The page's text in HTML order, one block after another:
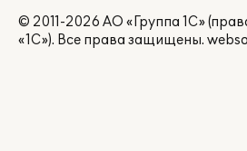
© 2011-2026 АО «Группа 1С»
«1С»). Все права защищены.